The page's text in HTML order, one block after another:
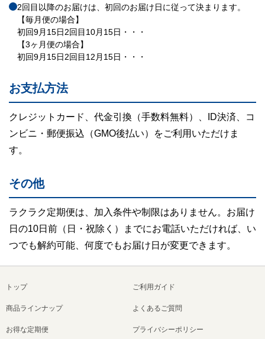
2回目以降のお届けは、初回のお届け日に従って決まります。
【毎月便の場合】
初回9月15日2回目10月15日・・・
【3ヶ月便の場合】
初回9月15日2回目12月15日・・・
お支払方法
クレジットカード、代金引換（手数料無料）、 ID決済、
コ
ンビニ・郵便振込（GMO後払い）
をご利用いただけ ま
す。
その他
ラクラク定期便は、加入条件や制限はありません。お届け
日の10日前（日・祝除く）までにお電話いただければ、い
つでも解約可能、何度でもお届け日が変更できます。
トップ
商品ラインナップ
お得な定期便
ご利用ガイド
よくあるご質問
プライバシーポリシー